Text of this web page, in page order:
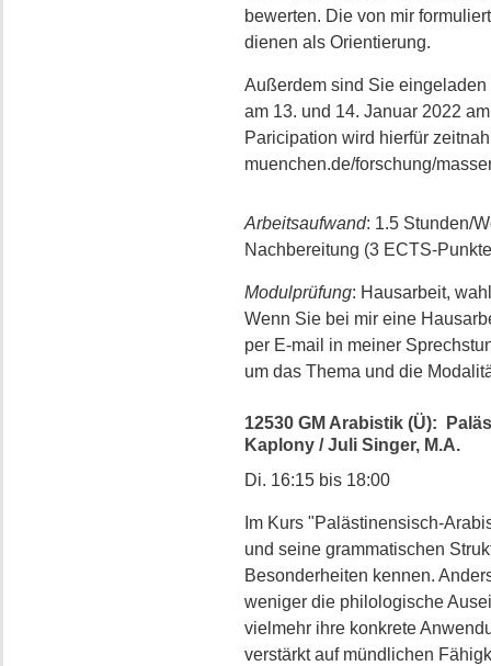
bewerten. Die von mir
dienen als Orientierung.
Außerdem sind Sie
am 13. und 14. Januar 2022
Paricipation wird hierfür
muenchen.de/forschung/
Arbeitsaufwand: 1.5 Stunden/
Nachbereitung (3 ECTS-
Modulprüfung: Hausarbeit,
Wenn Sie bei mir eine
per E-mail in meiner
um das Thema und die
12530 GM Arabistik (Ü):
Kaplony / Juli Singer, M.A.
Di. 16:15 bis 18:00
Im Kurs "Palästinensisch-
und seine grammatischen
Besonderheiten kennen.
weniger die philologische
vielmehr ihre konkrete
verstärkt auf mündlichen